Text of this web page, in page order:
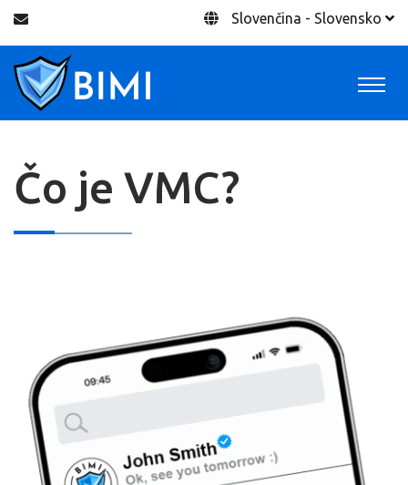
Slovenčina - Slovensko
Čo je VMC?